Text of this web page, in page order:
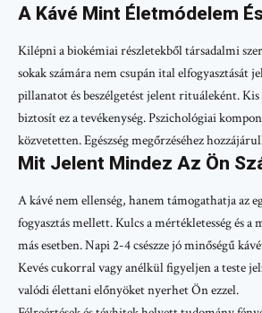
A Kávé Mint Életmódelem
Kilépni a biokémiai részletekből társadalmi
sokak számára nem csupán ital elfogyasztását
pillanatot és beszélgetést jelent rituáleként. Kis
biztosít ez a tevékenység. Pszichológiai
közvetetten. Egészség megőrzéséhez
Mit Jelent Mindez Az Ön
A kávé nem ellenség, hanem támogathatja az
fogyasztás mellett. Kulcs a mértékletesség és a
más esetben. Napi 2-4 csészze jó minőségű
Kevés cukorral vagy anélkül figyeljen a teste
valódi élettani előnyöket nyerhet Ön ezzel.